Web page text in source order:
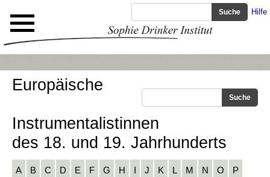
Hilfe
Europäische
Instrumentalistinnen
des 18. und 19. Jahrhunderts
A B C D E F G H I J K L M N O P